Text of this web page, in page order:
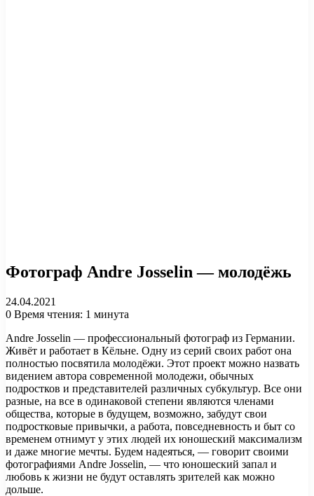
Фотограф Andre Josselin — молодёжь
24.04.2021
0 Время чтения: 1 минута
Andre Josselin — профессиональный фотограф из Германии.
Живёт и работает в Кёльне. Одну из серий своих работ она
полностью посвятила молодёжи. Этот проект можно назвать
видением автора современной молодежи, обычных
подростков и представителей различных субкультур. Все они
разные, на все в одинаковой степени являются членами
общества, которые в будущем, возможно, забудут свои
подростковые привычки, а работа, повседневность и быт со
временем отнимут у этих людей их юношеский максимализм
и даже многие мечты. Будем надеяться, — говорит своими
фотографиями Andre Josselin, — что юношеский запал и
любовь к жизни не будут оставлять зрителей как можно
дольше.